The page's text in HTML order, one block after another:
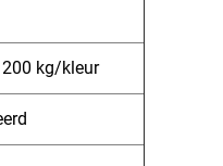
200 kg/kleur